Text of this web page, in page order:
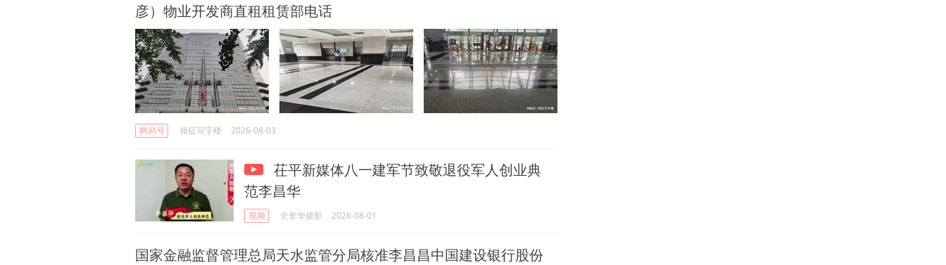
彦）物业开发商直租租赁部电话
网易号 领征写字楼 2026-08-03
茌平新媒体八一建军节致敬退役军人创业典
范李昌华
视频 史奎华摄影 2026-08-01
国家金融监督管理总局天水监管分局核准李昌昌中国建设银行股份